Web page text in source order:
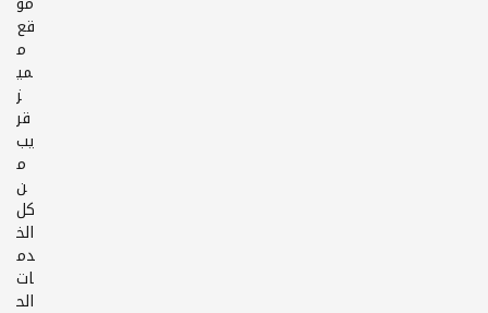
قع
م
مي
ز
قر
يب
م
ن
كل
الخ
دم
ات
الح